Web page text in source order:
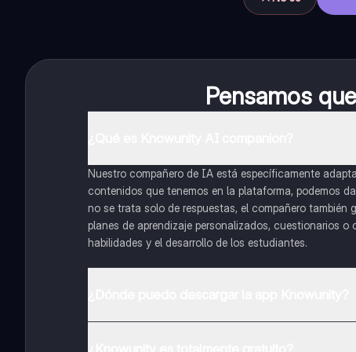
Pensamos
Nuestro compañero de IA está específicamente
contenidos que tenemos en la plataforma, podemos
no se trata solo de respuestas, el compañero
planes de aprendizaje personalizados, cuestionarios
habilidades y el desarrollo de los estudiantes.